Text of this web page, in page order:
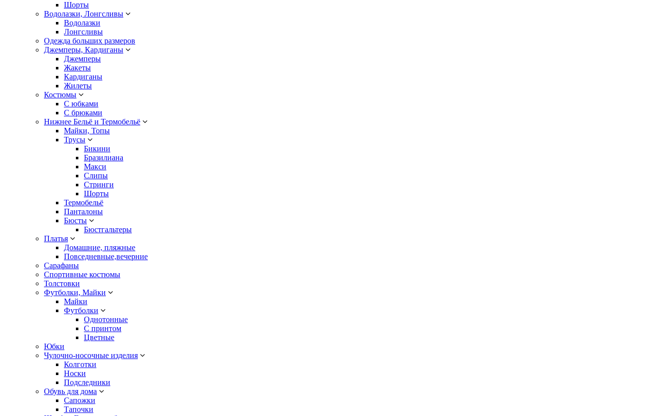
Шорты
Водолазки, Лонгсливы
Водолазки
Лонгсливы
Одежда больших размеров
Джемперы, Кардиганы
Джемперы
Жакеты
Кардиганы
Жилеты
Костюмы
С юбками
С брюками
Нижнее Бельё и Термобельё
Майки, Топы
Трусы
Бикини
Бразилиана
Макси
Слипы
Стринги
Шорты
Термобельё
Панталоны
Бюсты
Бюстгальтеры
Платья
Домашние, пляжные
Повседневные,вечерние
Сарафаны
Спортивные костюмы
Толстовки
Футболки, Майки
Майки
Футболки
Однотонные
С принтом
Цветные
Юбки
Чулочно-носочные изделия
Колготки
Носки
Подследники
Обувь для дома
Сапожки
Тапочки